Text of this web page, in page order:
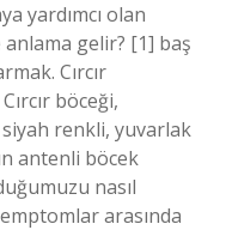
yardımcı olan
anlama gelir? [1] baş
Cırcır
böceği,
renkli, yuvarlak
antenli böcek
nasıl
arasında